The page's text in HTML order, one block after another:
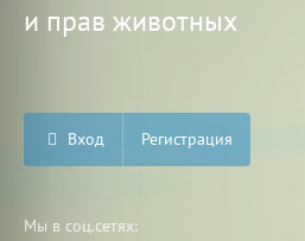
и прав животных
Вход Регистрация
Мы в соц.сетях: